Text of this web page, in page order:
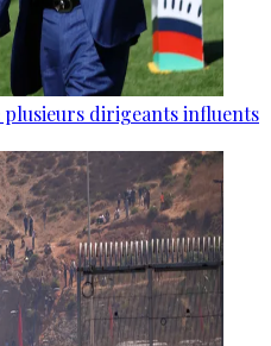
dirigeants influents